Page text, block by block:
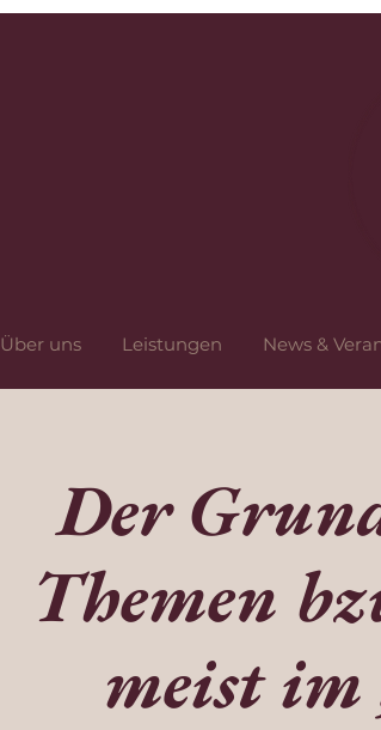
Über uns Leistungen News &
Der
Themen
meist